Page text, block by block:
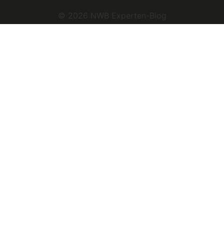
© 2026 NWB Experten-Blog